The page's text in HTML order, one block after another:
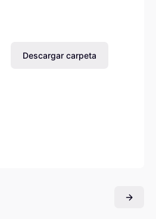
Descargar carpeta